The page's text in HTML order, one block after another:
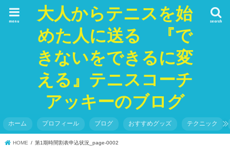
大人からテニスを始
めた人に送る 『で
きないをできるに変
える』テニスコーチ
アッキーのブログ
search
menu
ホーム プロフィール ブログ おすすめグッズ テクニック
HOME 第1期時間割表申込状況_page-0002